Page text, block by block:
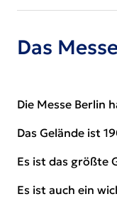
Das
Die Messe Berlin
Das Gelände ist
Es ist das größte
Es ist auch ein